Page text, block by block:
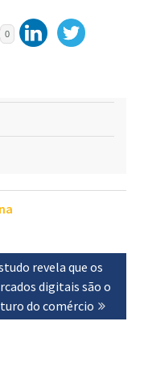
0
revela que os
digitais são o
do comércio